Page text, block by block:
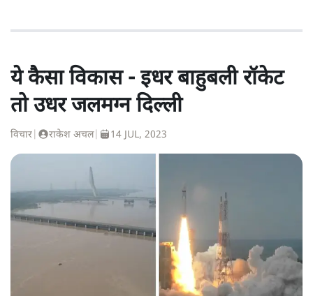
ये कैसा विकास - इधर बाहुबली रॉकेट
तो उधर जलमग्न दिल्ली
विचार राकेश अचल| 14 JUL, 2023